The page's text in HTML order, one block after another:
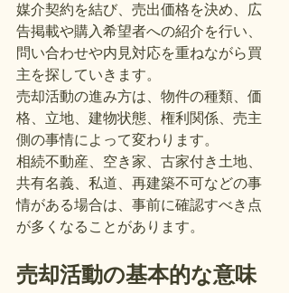
媒介契約を結び、売出価格を決め、広
告掲載や購入希望者への紹介を行い、
問い合わせや内見対応を重ねながら買
主を探していきます。
売却活動の進み方は、物件の種類、価
格、立地、建物状態、権利関係、売主
側の事情によって変わります。
相続不動産、空き家、古家付き土地、
共有名義、私道、再建築不可などの事
情がある場合は、事前に確認すべき点
が多くなることがあります。
売却活動の基本的な意味